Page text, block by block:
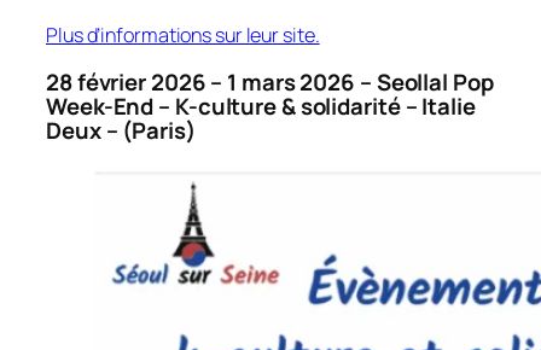
Plus d’informations sur leur site.
28 février 2026 – 1 mars 2026 – Seollal Pop
Week-End – K-culture & solidarité – Italie
Deux – (Paris)